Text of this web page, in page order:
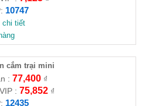
10747
tiết
cắm trại mini
: 77,400₫
: 75,852₫
12435